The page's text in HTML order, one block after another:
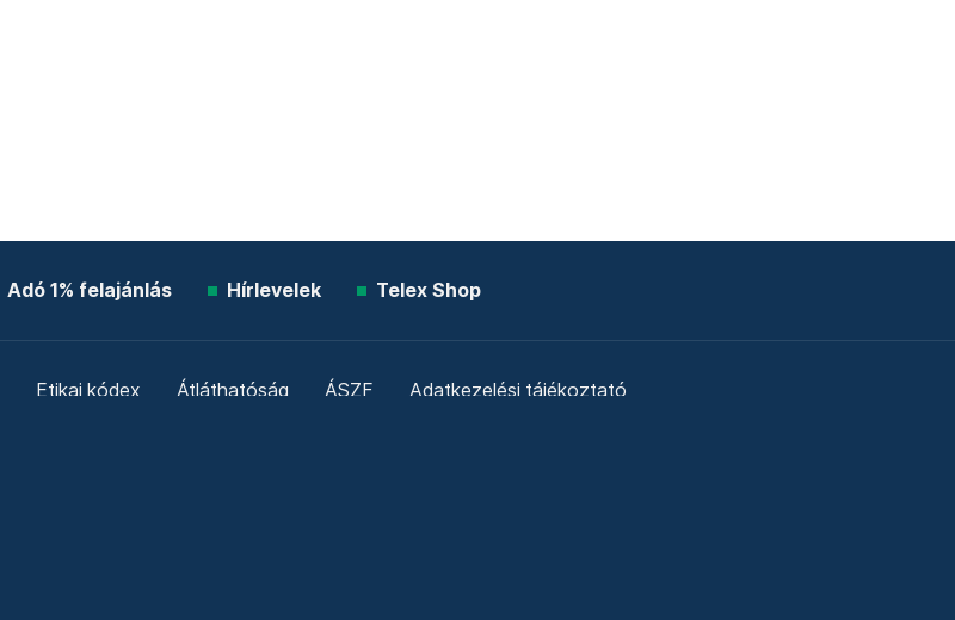
Adó 1% felajánlás Hírlevelek Telex Shop
Etikai kódex Átláthatóság ÁSZF Adatkezelési tájékoztató